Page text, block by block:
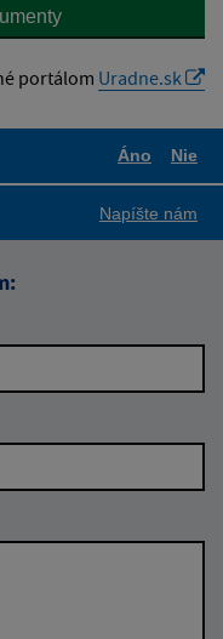
portálom Uradne.sk
Áno
Nie
Napíšte nám